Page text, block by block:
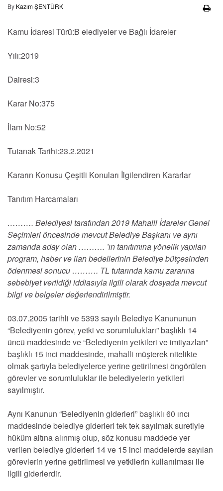
By Kazım ŞENTÜRK
Kamu İdaresi Türü:B elediyeler ve Bağlı İdareler
Yılı:2019
Dairesi:3
Karar No:375
İlam No:52
Tutanak Tarihi:23.2.2021
Kararın Konusu Çeşitli Konuları İlgilendiren Kararlar
Tanıtım Harcamaları
………. Belediyesi tarafından 2019 Mahalli İdareler Genel
Seçimleri öncesinde mevcut Belediye Başkanı ve aynı
zamanda aday olan ………. ’ın tanıtımına yönelik yapılan
program, haber ve ilan bedellerinin Belediye bütçesinden
ödenmesi sonucu ………. TL tutarında kamu zararına
sebebiyet verildiği iddiasıyla ilgili olarak dosyada mevcut
bilgi ve belgeler değerlendirilmiştir.
03.07.2005 tarihli ve 5393 sayılı Belediye Kanununun
“Belediyenin görev, yetki ve sorumlulukları” başlıklı 14
üncü maddesinde ve “Belediyenin yetkileri ve imtiyazları”
başlıklı 15 inci maddesinde, mahalli müşterek nitelikte
olmak şartıyla belediyelerce yerine getirilmesi öngörülen
görevler ve sorumluluklar ile belediyelerin yetkileri
sayılmıştır.
Aynı Kanunun “Belediyenin giderleri” başlıklı 60 ıncı
maddesinde belediye giderleri tek tek sayılmak suretiyle
hüküm altına alınmış olup, söz konusu maddede yer
verilen belediye giderleri 14 ve 15 inci maddelerde sayılan
görevlerin yerine getirilmesi ve yetkilerin kullanılması ile
ilgili giderlerdir.